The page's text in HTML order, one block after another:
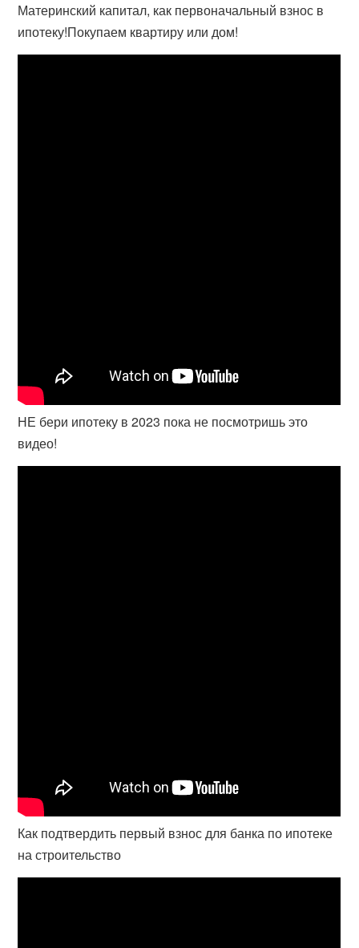
Материнский капитал, как первоначальный взнос в
ипотеку!Покупаем квартиру или дом!
НЕ бери ипотеку в 2023 пока не посмотришь это
видео!
Как подтвердить первый взнос для банка по ипотеке
на строительство